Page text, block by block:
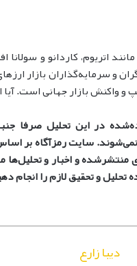
اتریوم، کاردانو و
و واکنش بازار جهانی است.
در این تحلیل صرفا
سایت رمزآگاه بر
منتشرشده و اخبار و
و تحقیق لازم را انجام
دیبا زارع